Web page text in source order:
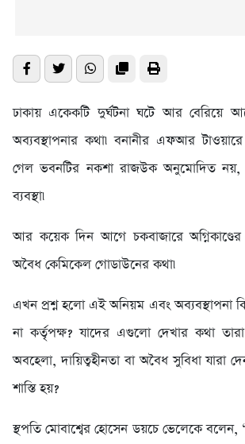
ঢাকায় একেকটি দুর্ঘটনা ঘটে আর বেরিয়ে
অব্যবস্থাপনার কথা৷ বনানীর এফআর
গেল ভবনটির নকশা রাজউক অনুমোদিত নয়,
ব্যবস্থা৷
আর কয়েক দিন আগে চকবাজারে
অবৈধ কেমিকেল গোডাউনের কথা৷
এখন প্রশ্ন হলো এই অনিয়ম এবং অব্যবস্থাপনা
না কর্তৃপক্ষ? যাদের এগুলো দেখার কথা
অবহেলা, দায়িত্বহীনতা বা অবৈধ সুবিধা যারা
শাস্তি হয়?
স্থপতি মোবাশ্বের হোসেন ডয়চে ভেলেকে বলেন,